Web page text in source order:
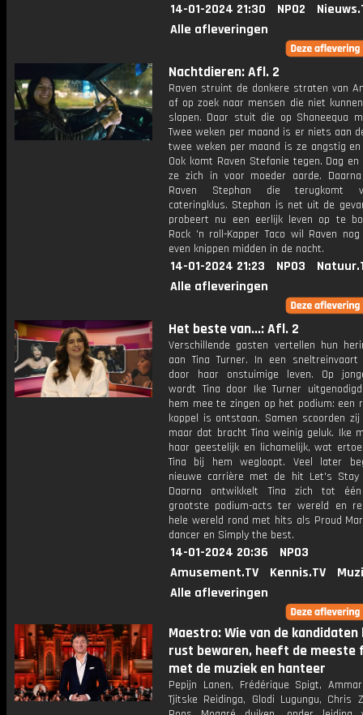
14-01-2024 21:30 NPO2
Alle afleveringen
Nachtdieren: Afl. 2
Raven struint de donkere straten van
af op zoek naar mensen die niet
slapen. Daar stuit die op Shaneequa
Twee weken per maand is er niets aan
twee weken per maand is ze angstig en
Ook komt Raven Stefanie tegen. Dag
ze zich in voor moeder aarde.
Raven Stephan die terugkomt
cateringklus. Stephan is net uit de
probeert nu een eerlijk leven op te
Rock 'n roll-Kapper Taco wil Raven
even knippen midden in de nacht.
14-01-2024 21:23 NPO3
Alle afleveringen
Het beste van...: Afl. 2
Verschillende gasten vertellen hun
aan Tina Turner. In een
door haar onstuimige leven. Op
wordt Tina door Ike Turner
hem mee te zingen op het podium: een
koppel is ontstaan. Samen scoorden
maar dat bracht Tina weinig geluk. Ike
haar geestelijk en lichamelijk, wat
Tina bij hem wegloopt. Veel later
nieuwe carrière met de hit Let's Stay
Daarna ontwikkelt Tina zich tot
grootste podium-acts ter wereld en
hele wereld rond met hits als Proud
dancer en Simply the best.
14-01-2024 20:36
NPO3
Amusement.TV
Kennis.TV
Alle afleveringen
Maestro: Wie van de kandidaten
rust bewaren, heeft de meeste
met de muziek en hanteer
Pepijn Lanen, Frédérique Spigt,
Tjitske Reidinga, Glodi Lugungu, Chris